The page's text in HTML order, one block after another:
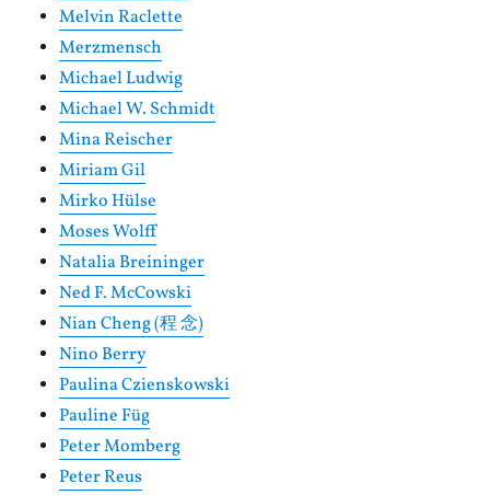
Melvin Raclette
Merzmensch
Michael Ludwig
Michael W. Schmidt
Mina Reischer
Miriam Gil
Mirko Hülse
Moses Wolff
Natalia Breininger
Ned F. McCowski
Nian Cheng (程 念)
Nino Berry
Paulina Czienskowski
Pauline Füg
Peter Momberg
Peter Reus